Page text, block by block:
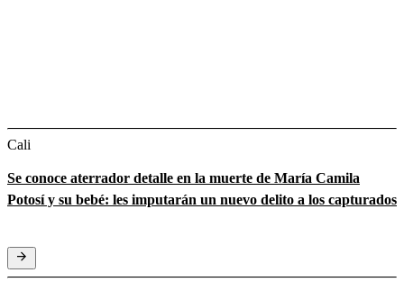
Cali
Se conoce aterrador detalle en la muerte de María Camila
Potosí y su bebé: les imputarán un nuevo delito a los capturados